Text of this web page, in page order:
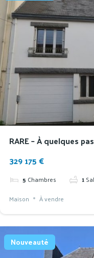
RARE – À quelques
329 175 €
5 Chambres 1
Maison
À vendre
Nouveauté